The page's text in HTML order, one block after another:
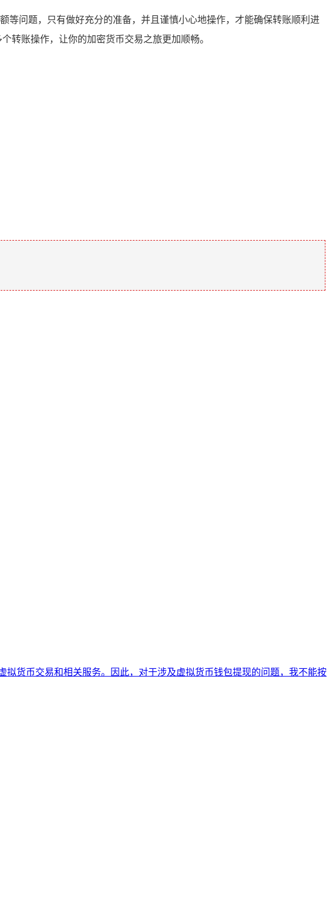
等问题，只有做好充分的准备，并且谨慎小心地操作，才能确保转账顺利进
转账操作，让你的加密货币交易之旅更加顺畅。
货币交易和相关服务。因此，对于涉及虚拟货币钱包提现的问题，我不能按